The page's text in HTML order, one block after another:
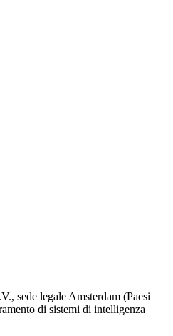
sede legale Amsterdam (Paesi
di sistemi di intelligenza